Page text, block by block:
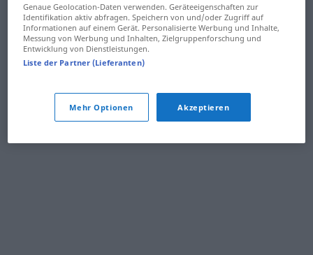
Genaue Geolocation-Daten verwenden. Geräteeigenschaften zur
Identifikation aktiv abfragen. Speichern von und/oder Zugriff auf
Informationen auf einem Gerät. Personalisierte Werbung und Inhalte,
Messung von Werbung und Inhalten, Zielgruppenforschung und
Entwicklung von Dienstleistungen.
Liste der Partner (Lieferanten)
Mehr Optionen Akzeptieren